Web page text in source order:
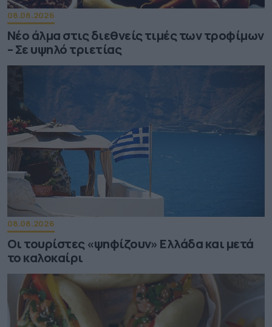
08.08.2026
Νέο άλμα στις διεθνείς τιμές των τροφίμων
– Σε υψηλό τριετίας
08.08.2026
Οι τουρίστες «ψηφίζουν» Ελλάδα και μετά
το καλοκαίρι